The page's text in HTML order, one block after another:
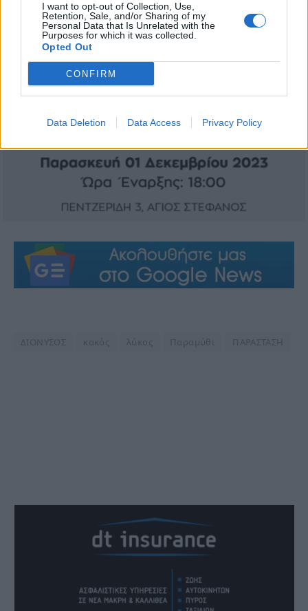
I want to opt-out of Collection, Use,
Retention, Sale, and/or Sharing of my
Personal Data that Is Unrelated with the
Purposes for which it was collected.
Opted Out
CONFIRM
Data Deletion Data Access Privacy Policy
ΔΙΟΝΥΣΟΣ κακός λύκος Παραμύθι ΠΑΡΑΣΤΑΣΗ